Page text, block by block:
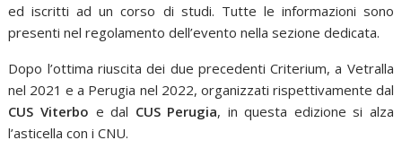
ed iscritti ad un corso di studi. Tutte le informazioni sono
presenti nel regolamento dell’evento nella sezione dedicata.
Dopo l’ottima riuscita dei due precedenti Criterium, a Vetralla
nel 2021 e a Perugia nel 2022, organizzati rispettivamente dal
CUS Viterbo e dal CUS Perugia, in questa edizione si alza
l’asticella con i CNU.